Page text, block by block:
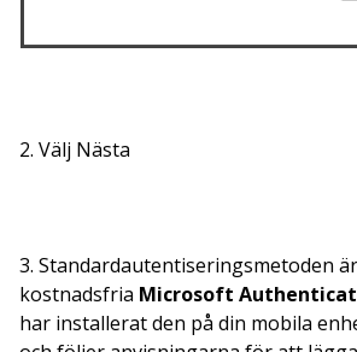
2. Välj Nästa
3. Standardautentiseringsmetoden
kostnadsfria Microsoft
har installerat den på din mobila